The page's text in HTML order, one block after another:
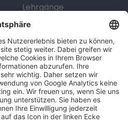
Lehrgänge
Seminare
Beratung
LINKS
AGB
AGB Inhouse
Datenschutzerklärung
Impressum